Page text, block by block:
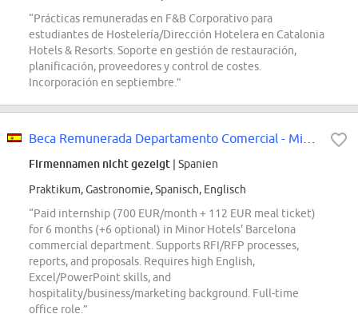
“Prácticas remuneradas en F&B Corporativo para
estudiantes de Hostelería/Dirección Hotelera en Catalonia
Hotels & Resorts. Soporte en gestión de restauración,
planificación, proveedores y control de costes.
Incorporación en septiembre.”
Firmennamen nicht gezeigt | Spanien
Praktikum, Gastronomie, Spanisch, Englisch
“Paid internship (700 EUR/month + 112 EUR meal ticket)
for 6 months (+6 optional) in Minor Hotels' Barcelona
commercial department. Supports RFI/RFP processes,
reports, and proposals. Requires high English,
Excel/PowerPoint skills, and
hospitality/business/marketing background. Full-time
office role.”